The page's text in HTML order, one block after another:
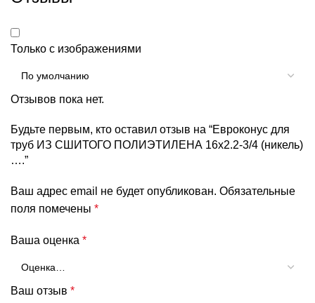
Только с изображениями
Отзывов пока нет.
Будьте первым, кто оставил отзыв на “Евроконус для
труб ИЗ СШИТОГО ПОЛИЭТИЛЕНА 16х2.2-3/4 (никель)
….”
Ваш адрес email не будет опубликован. Обязательные
поля помечены *
Ваша оценка *
Ваш отзыв *